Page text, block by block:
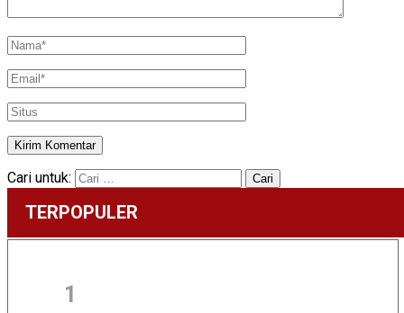
Cari untuk:
TERPOPULER
1